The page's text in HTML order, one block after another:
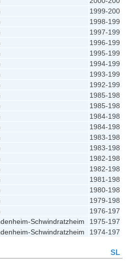
1999-2000
1998-1999
1997-1998
1996-1997
1995-1996
1994-1995
1993-1994
1992-1993
1985-1986
1985-1986
1984-1985
1984-1985
1983-1984
1983-1984
1982-1983
1982-1983
1981-1982
1980-1981
1979-1980
1976-1977
Schwindratzheim
1975-1976
Schwindratzheim
1974-1975
SL